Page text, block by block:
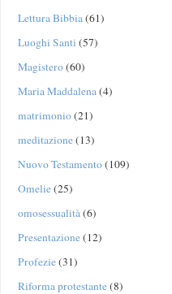
Lettura Bibbia(61)
Luoghi Santi (57)
Magistero(60)
Maria Maddalena(4)
matrimonio(21)
meditazione(13)
Nuovo Testamento(109)
Omelie(25)
omosessualità(6)
Presentazione(12)
Profezie(31)
Riforma protestante(8)